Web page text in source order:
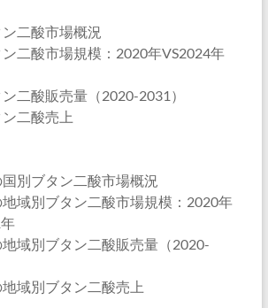
二酸市場概況
二酸市場規模：2020年VS2024年
二酸販売量（2020-2031）
二酸売上
別ブタン二酸市場概況
域別ブタン二酸市場規模：2020年
域別ブタン二酸販売量（2020-
域別ブタン二酸売上